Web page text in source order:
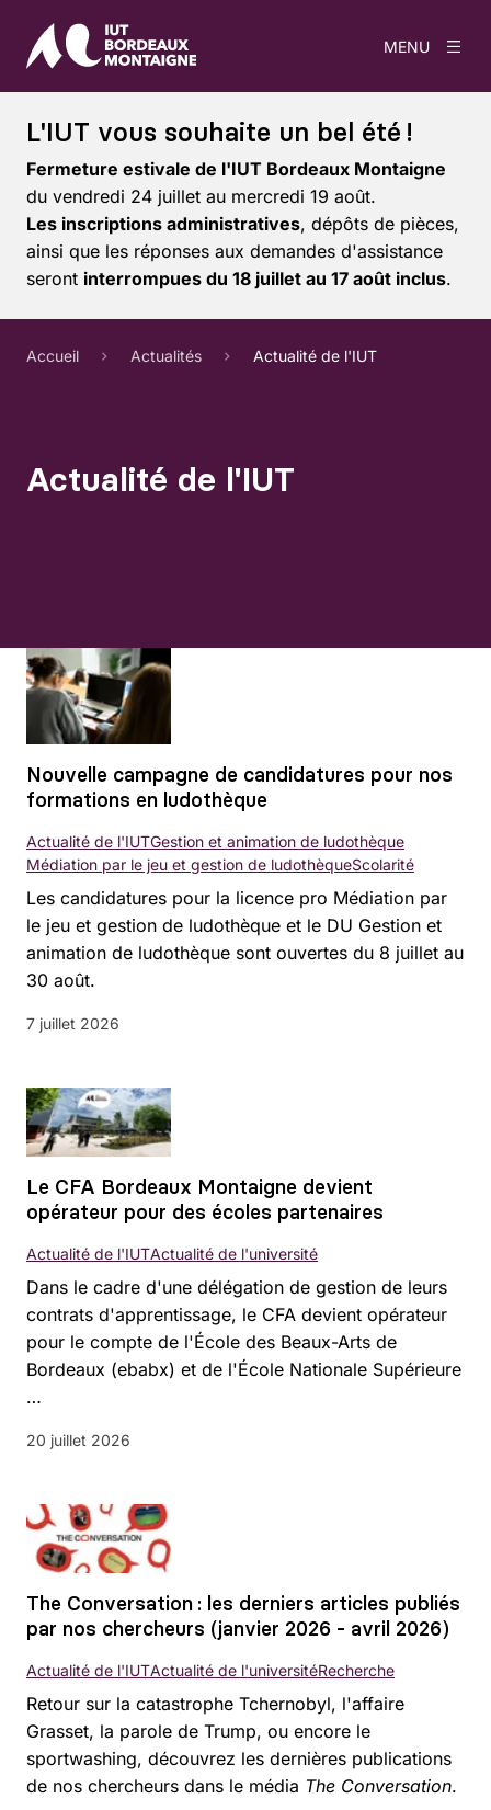
MENU
L'IUT vous souhaite un bel été !
Fermeture estivale de l'IUT Bordeaux Montaigne
du vendredi 24 juillet au mercredi 19 août.
Les inscriptions administratives, dépôts de pièces,
ainsi que les réponses aux demandes d'assistance
seront interrompues du 18 juillet au 17 août inclus.
Accueil Actualités Actualité de l'IUT
Actualité de l'IUT
Nouvelle campagne de candidatures pour nos
formations en ludothèque
Les candidatures pour la licence pro Médiation par
le jeu et gestion de ludothèque et le DU Gestion et
animation de ludothèque sont ouvertes du 8 juillet au
30 août.
Actualité de l'IUTGestion et animation de ludothèque
Médiation par le jeu et gestion de ludothèqueScolarité
7 juillet 2026
Le CFA Bordeaux Montaigne devient
opérateur pour des écoles partenaires
Dans le cadre d'une délégation de gestion de leurs
contrats d'apprentissage, le CFA devient opérateur
pour le compte de l'École des Beaux-Arts de
Bordeaux (ebabx) et de l'École Nationale Supérieure
…
Actualité de l'IUTActualité de l'université
20 juillet 2026
The Conversation : les derniers articles publiés
par nos chercheurs (janvier 2026 - avril 2026)
Retour sur la catastrophe Tchernobyl, l'affaire
Grasset, la parole de Trump, ou encore le
sportwashing, découvrez les dernières publications
de nos chercheurs dans le média The Conversation.
Actualité de l'IUTActualité de l'universitéRecherche